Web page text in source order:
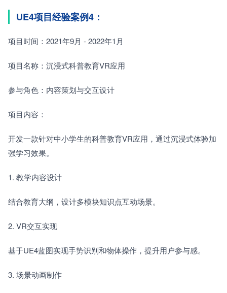
UE4项目经验案例4：
项目时间：2021年9月 - 2022年1月
项目名称：沉浸式科普教育VR应用
参与角色：内容策划与交互设计
项目内容：
开发一款针对中小学生的科普教育VR应用，通过沉浸式体验加
强学习效果。
1. 教学内容设计
结合教育大纲，设计多模块知识点互动场景。
2. VR交互实现
基于UE4蓝图实现手势识别和物体操作，提升用户参与感。
3. 场景动画制作